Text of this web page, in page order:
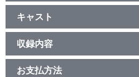
品番：LACM-24700
ジャンル：国内アニメ音楽
シングル
／21分
キャスト
樋口楓
収録内容
お支払方法